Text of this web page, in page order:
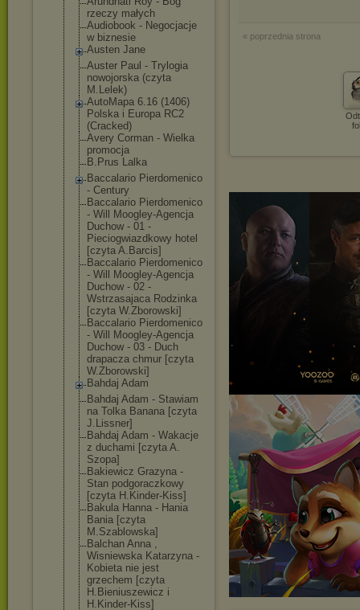
rzeczy małych
Audiobook - Negocjacje
w biznesie
Austen Jane
Auster Paul - Trylogia
nowojorska (czyta
M.Lelek)
AutoMapa 6.16 (1406)
Polska i Europa RC2
(Cracked)
Avery Corman - Wielka
promocja
B.Prus Lalka
Baccalario Pierdomenico
- Century
Baccalario Pierdomenico
- Will Moogley-Agencja
Duchow - 01 -
Pieciogwiazdkowy hotel
[czyta A.Barcis]
Baccalario Pierdomenico
- Will Moogley-Agencja
Duchow - 02 -
Wstrzasajaca Rodzinka
[czyta W.Zborowski]
Baccalario Pierdomenico
- Will Moogley-Agencja
Duchow - 03 - Duch
drapacza chmur [czyta
W.Zborowski]
Bahdaj Adam
Bahdaj Adam - Stawiam
na Tolka Banana [czyta
J.Lissner]
Bahdaj Adam - Wakacje
z duchami [czyta A.
Szopa]
Bakiewicz Grazyna -
Stan podgoraczkowy
[czyta H.Kinder-Kiss]
Bakula Hanna - Hania
Bania [czyta
M.Szablowska]
Balchan Anna ,
Wisniewska Katarzyna -
Kobieta nie jest
grzechem [czyta
H.Bieniuszewicz i
H.Kinder-Kiss]
« poprzednia strona